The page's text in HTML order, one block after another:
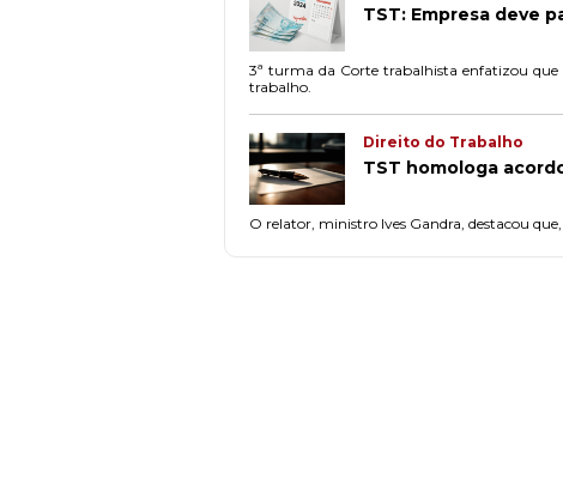
TST: Empresa deve
3ª turma da Corte trabalhista enfatizou que
trabalho.
Direito do Trabalho
TST homologa
O relator, ministro Ives Gandra, destacou